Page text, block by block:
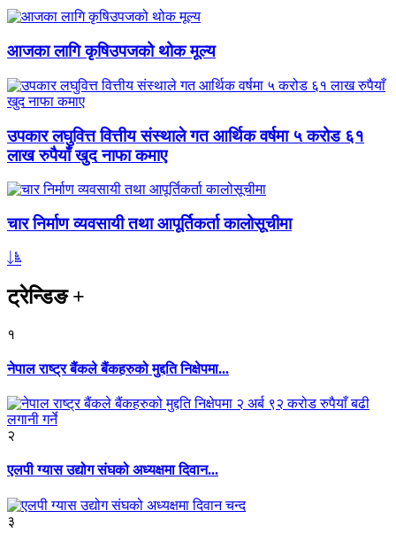
आजका लागि कृषिउपजको थोक मूल्य
उपकार लघुवित्त वित्तीय संस्थाले गत आर्थिक वर्षमा ५ करोड ६१
लाख रुपैयाँ खुद नाफा कमाए
चार निर्माण व्यवसायी तथा आपूर्तिकर्ता कालोसूचीमा
ट्रेन्डिङ+
१
नेपाल राष्ट्र बैंकले बैंकहरुको मुद्दति निक्षेपमा...
२
एलपी ग्यास उद्योग संघको अध्यक्षमा दिवान...
३